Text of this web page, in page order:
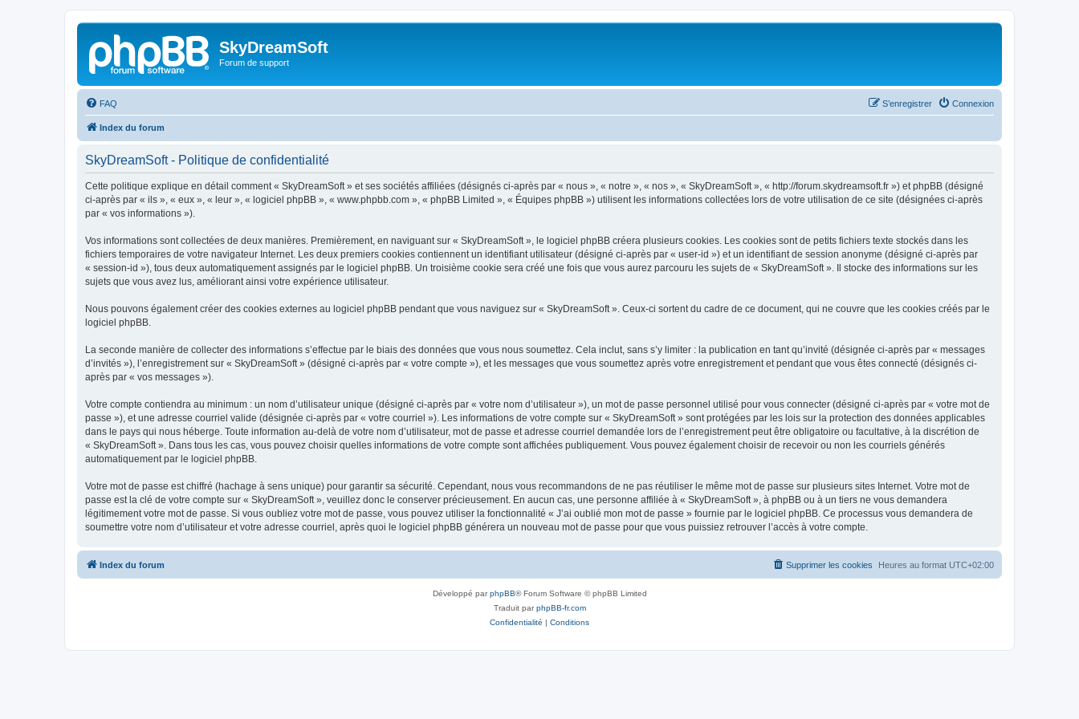
SkyDreamSoft
Forum de support
FAQ Connexion
S’enregistrer
Index du forum
SkyDreamSoft - Politique de confidentialité
Cette politique explique en détail comment « SkyDreamSoft » et ses sociétés affiliées (désignés ci-après par « nous », « notre », « nos », « SkyDreamSoft », « http://forum.skydreamsoft.fr ») et phpBB (désigné
ci-après par « ils », « eux », « leur », « logiciel phpBB », « www.phpbb.com », « phpBB Limited », « Équipes phpBB ») utilisent les informations collectées lors de votre utilisation de ce site (désignées ci-après
par « vos informations »).
Vos informations sont collectées de deux manières. Premièrement, en naviguant sur « SkyDreamSoft », le logiciel phpBB créera plusieurs cookies. Les cookies sont de petits fichiers texte stockés dans les
fichiers temporaires de votre navigateur Internet. Les deux premiers cookies contiennent un identifiant utilisateur (désigné ci-après par « user-id ») et un identifiant de session anonyme (désigné ci-après par
« session-id »), tous deux automatiquement assignés par le logiciel phpBB. Un troisième cookie sera créé une fois que vous aurez parcouru les sujets de « SkyDreamSoft ». Il stocke des informations sur les
sujets que vous avez lus, améliorant ainsi votre expérience utilisateur.
Nous pouvons également créer des cookies externes au logiciel phpBB pendant que vous naviguez sur « SkyDreamSoft ». Ceux-ci sortent du cadre de ce document, qui ne couvre que les cookies créés par le
logiciel phpBB.
La seconde manière de collecter des informations s’effectue par le biais des données que vous nous soumettez. Cela inclut, sans s’y limiter : la publication en tant qu’invité (désignée ci-après par « messages
d’invités »), l’enregistrement sur « SkyDreamSoft » (désigné ci-après par « votre compte »), et les messages que vous soumettez après votre enregistrement et pendant que vous êtes connecté (désignés ci-
après par « vos messages »).
Votre compte contiendra au minimum : un nom d’utilisateur unique (désigné ci-après par « votre nom d’utilisateur »), un mot de passe personnel utilisé pour vous connecter (désigné ci-après par « votre mot de
passe »), et une adresse courriel valide (désignée ci-après par « votre courriel »). Les informations de votre compte sur « SkyDreamSoft » sont protégées par les lois sur la protection des données applicables
dans le pays qui nous héberge. Toute information au-delà de votre nom d’utilisateur, mot de passe et adresse courriel demandée lors de l’enregistrement peut être obligatoire ou facultative, à la discrétion de
« SkyDreamSoft ». Dans tous les cas, vous pouvez choisir quelles informations de votre compte sont affichées publiquement. Vous pouvez également choisir de recevoir ou non les courriels générés
automatiquement par le logiciel phpBB.
Votre mot de passe est chiffré (hachage à sens unique) pour garantir sa sécurité. Cependant, nous vous recommandons de ne pas réutiliser le même mot de passe sur plusieurs sites Internet. Votre mot de
passe est la clé de votre compte sur « SkyDreamSoft », veuillez donc le conserver précieusement. En aucun cas, une personne affiliée à « SkyDreamSoft », à phpBB ou à un tiers ne vous demandera
légitimement votre mot de passe. Si vous oubliez votre mot de passe, vous pouvez utiliser la fonctionnalité « J’ai oublié mon mot de passe » fournie par le logiciel phpBB. Ce processus vous demandera de
soumettre votre nom d’utilisateur et votre adresse courriel, après quoi le logiciel phpBB générera un nouveau mot de passe pour que vous puissiez retrouver l’accès à votre compte.
Index du forum Heures au format UTC+02:00
Supprimer les cookies
Développé parphpBB® Forum Software © phpBB Limited
Traduit parphpBB-fr.com
Confidentialité | Conditions